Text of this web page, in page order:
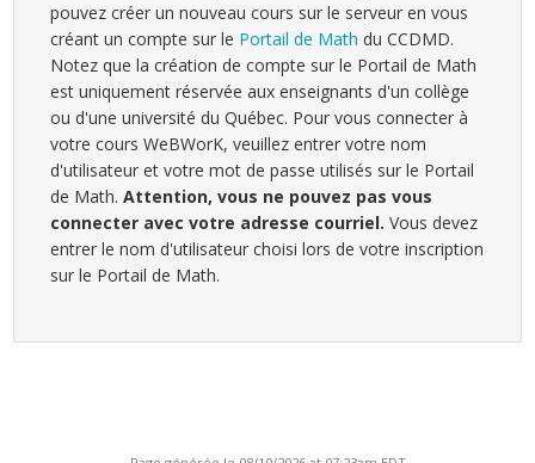
pouvez créer un nouveau cours sur le serveur en vous
créant un compte sur le Portail de Math du CCDMD.
Notez que la création de compte sur le Portail de Math
est uniquement réservée aux enseignants d'un collège
ou d'une université du Québec. Pour vous connecter à
votre cours WeBWorK, veuillez entrer votre nom
d'utilisateur et votre mot de passe utilisés sur le Portail
de Math.Attention, vous ne pouvez pas vous
connecter avec votre adresse courriel. Vous devez
entrer le nom d'utilisateur choisi lors de votre inscription
sur le Portail de Math.